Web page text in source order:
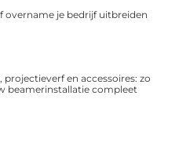
overname je bedrijf uitbreiden
projectieverf en accessoires: zo
beamerinstallatie compleet